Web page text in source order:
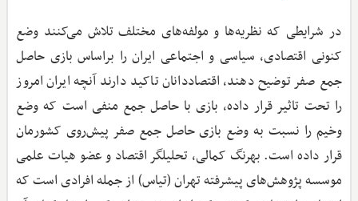
در شرایطی که نظریه‌ها و مولفه‌های مختلف تلاش می‌کنند وضع
کنونی اقتصادی، سیاسی و اجتماعی ایران را براساس بازی حاصل
جمع صفر توضیح دهند، اقتصاددانان تاکید دارند آنچه ایران امروز
را تحت تاثیر قرار داده، بازی با حاصل جمع منفی است که وضع
وخیم را نسبت به وضع بازی حاصل جمع صفر پیش‌روی کشورمان
قرار داده است. بهرنگ کمالی، تحلیلگر اقتصاد و عضو هیات علمی
موسسه پژوهش‌های پیشرفته تهران (تیاس) از جمله افرادی است که